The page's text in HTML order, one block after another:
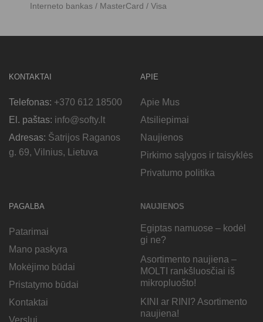
Interneto bankas / MasterCard / Visa
KONTAKTAI
Telefonas: +370 612 18500
El. paštas: info@softy.lt
Adresas: Šatrijos Raganos
g. 69, Vilnius, Lietuva
APIE
Apie Mus
Atsiliepimai
Naujienos
Pirkimo sąlygos ir taisyklės
Privatumo politika
PAGALBA
Patarimai
Mano paskyra
Mokėjimo būdai
Pristatymo būdai
Kontaktai
Verslui
NAUJIENOS
Egiptas namuose – kodėl
gi ne?
Asortimento naujiena –
MOLTI rankšluosčiai iš
mikropluošto!
KINI ar RINI? Asortimento
naujiena!